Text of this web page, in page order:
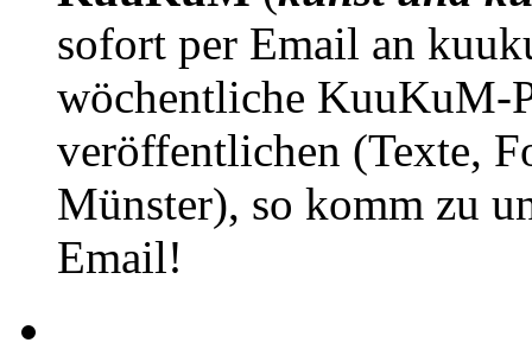
sofort per Email an
wöchentliche KuuKuM-
veröffentlichen (Texte,
Münster), so komm zu
Email!